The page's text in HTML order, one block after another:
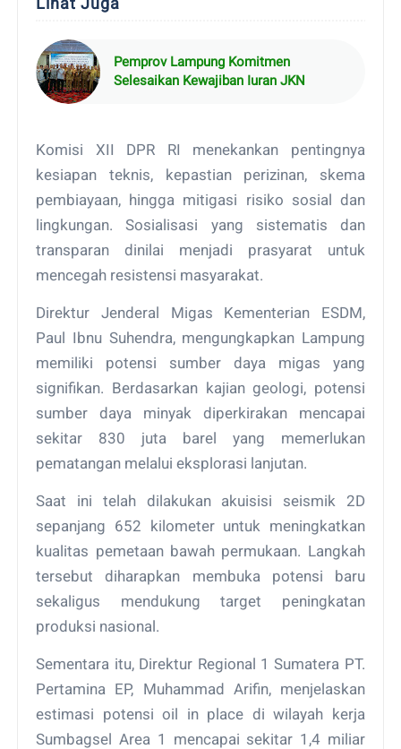
Pemprov Lampung Komitmen
Selesaikan Kewajiban Iuran JKN
Komisi XII DPR RI menekankan pentingnya
kesiapan teknis, kepastian perizinan, skema
pembiayaan, hingga mitigasi risiko sosial dan
lingkungan. Sosialisasi yang sistematis dan
transparan dinilai menjadi prasyarat untuk
mencegah resistensi masyarakat.
Direktur Jenderal Migas Kementerian ESDM,
Paul Ibnu Suhendra, mengungkapkan Lampung
memiliki potensi sumber daya migas yang
signifikan. Berdasarkan kajian geologi, potensi
sumber daya minyak diperkirakan mencapai
sekitar 830 juta barel yang memerlukan
pematangan melalui eksplorasi lanjutan.
Saat ini telah dilakukan akuisisi seismik 2D
sepanjang 652 kilometer untuk meningkatkan
kualitas pemetaan bawah permukaan. Langkah
tersebut diharapkan membuka potensi baru
sekaligus mendukung target peningkatan
produksi nasional.
Sementara itu, Direktur Regional 1 Sumatera PT.
Pertamina EP, Muhammad Arifin, menjelaskan
estimasi potensi oil in place di wilayah kerja
Sumbagsel Area 1 mencapai sekitar 1,4 miliar